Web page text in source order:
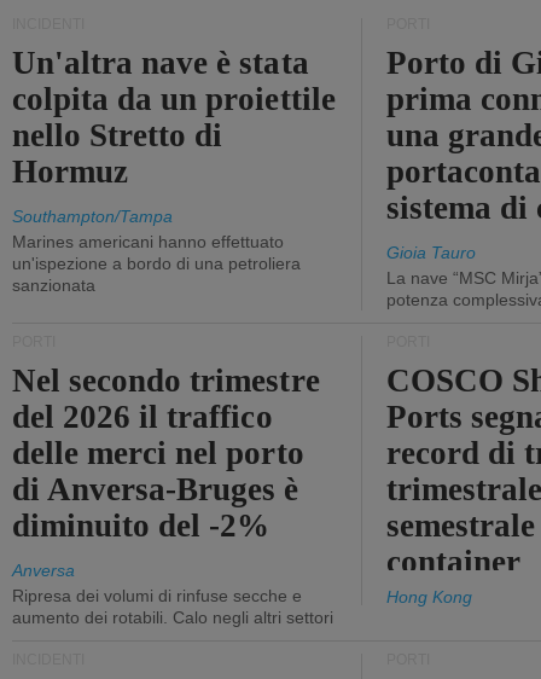
Un'altra nave è stata
colpita da un proiettile
nello Stretto di
Hormuz
Southampton/Tampa
Marines americani hanno effettuato
un'ispezione a bordo di una petroliera
sanzionata
Porto di
prima
una
sistema
Gioia Tauro
La nave “MSC
potenza
Nel secondo trimestre
del 2026 il traffico
delle merci nel porto
di Anversa-Bruges è
diminuito del -2%
Anversa
Ripresa dei volumi di rinfuse secche e
aumento dei rotabili. Calo negli altri settori
COSCO
Ports
record di
container
Hong Kong